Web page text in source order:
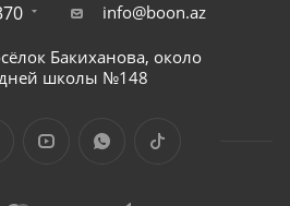
info@boon.az
Бакиханова, около
школы №148